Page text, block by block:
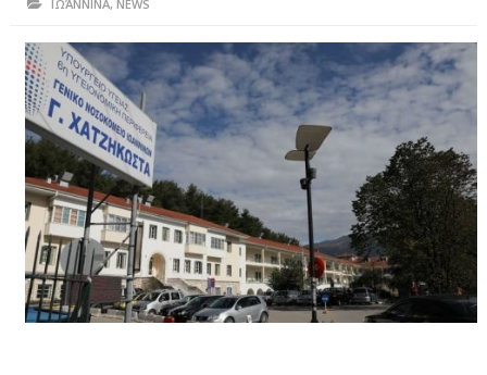
ΗΠΕΙΡΟΣ
ΠΡΕΒΕΖΑ
ΑΡΤΑ
ΙΩΑΝΝΙΝΑ
ΘΕΣΠΡΩΤΙΑ
ΙΟΝΙΑ ΝΗΣΙΑ
ΚΑΙ ΕΛΛΑΔΑ
ΥΓΕΙΑ-ΟΜΟΡΦΙΑ
ΙΩΆΝΝΙΝΑ, NEWS